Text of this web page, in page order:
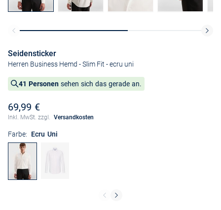
Seidensticker
Herren Business Hemd - Slim Fit - ecru uni
41 Personen sehen sich das gerade an.
69,99 €
Inkl. MwSt. zzgl. Versandkosten
Farbe: Ecru Uni